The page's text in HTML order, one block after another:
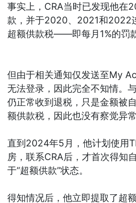
事实上，CRA当时已发现他在
款，并于2020、2021和2022
超额供款税——即每月1%的罚
但由于相关通知仅发送至My
无法登录，因此完全不知情。
仍正常收到退税，只是金额被
额供款税，因此也没有察觉异常
直到2024年5月，他计划使用
房，联系CRA后，才首次得知
于“超额供款”状态。
得知情况后，他立即提取了超